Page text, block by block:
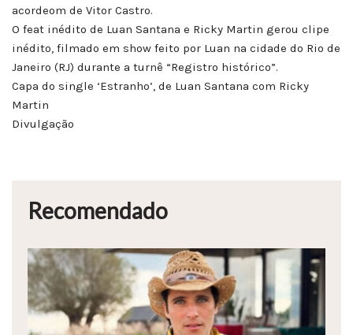
acordeom de Vitor Castro.
O feat inédito de Luan Santana e Ricky Martin gerou clipe
inédito, filmado em show feito por Luan na cidade do Rio de
Janeiro (RJ) durante a turnê “Registro histórico”.
Capa do single ‘Estranho’, de Luan Santana com Ricky
Martin
Divulgação
Recomendado